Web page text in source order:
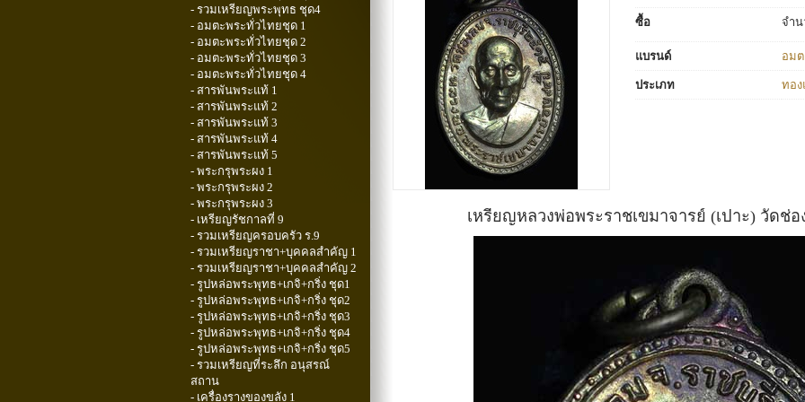
- รวมเหรียญพระพุทธ ชุด4
- อมตะพระทั่วไทยชุด 1
- อมตะพระทั่วไทยชุด 2
- อมตะพระทั่วไทยชุด 3
- อมตะพระทั่วไทยชุด 4
- สารพันพระแท้ 1
- สารพันพระแท้ 2
- สารพันพระแท้ 3
- สารพันพระแท้ 4
- สารพันพระแท้ 5
- พระกรุพระผง 1
- พระกรุพระผง 2
- พระกรุพระผง 3
- เหรียญรัชกาลที่ 9
- รวมเหรียญครอบครัว ร.9
- รวมเหรียญราชา+บุคคลสำคัญ 1
- รวมเหรียญราชา+บุคคลสำคัญ 2
- รูปหล่อพระพุทธ+เกจิ+กริ่ง ชุด1
- รูปหล่อพระพุทธ+เกจิ+กริ่ง ชุด2
- รูปหล่อพระพุทธ+เกจิ+กริ่ง ชุด3
- รูปหล่อพระพุทธ+เกจิ+กริ่ง ชุด4
- รูปหล่อพระพุทธ+เกจิ+กริ่ง ชุด5
- รวมเหรียญที่ระลึก อนุสรณ์
สถาน
- เครื่องรางของขลัง 1
ซื้อ จำ
แบรนด์ อม
ประเภท ทอง
เหรียญหลวงพ่อพระราชเขมาจารย์ (เปาะ) วัดช่อ